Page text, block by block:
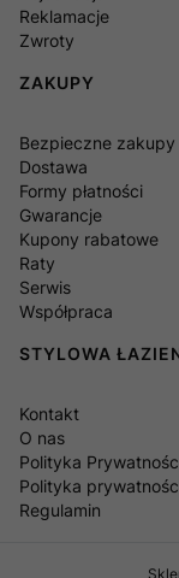
Reklamacje
Zwroty
ZAKUPY
Bezpieczne zakupy
Dostawa
Formy płatności
Gwarancje
Kupony rabatowe
Raty
Serwis
Współpraca
STYLOWA
Kontakt
O nas
Polityka
Polityka
Regulamin